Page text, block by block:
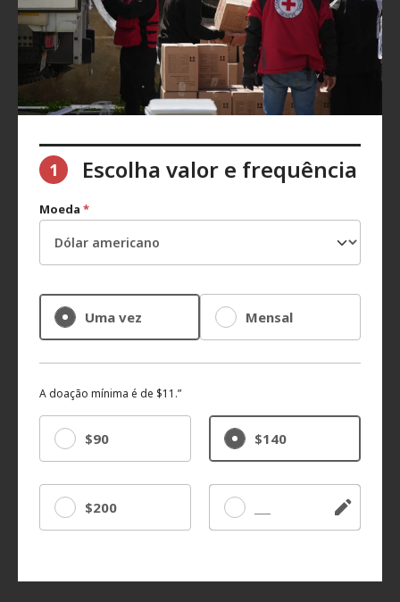
1 Escolha valor e frequência
Moeda *
Uma vez Mensal
A doação mínima é de $11.”
$90 $140
$200 Outro